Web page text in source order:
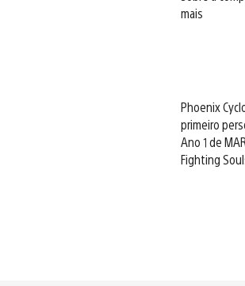
mais
Phoenix
primeiro
Ano 1 de
Fighting